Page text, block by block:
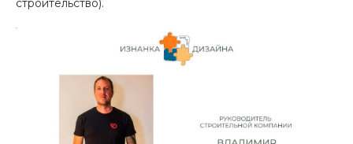
строительство).